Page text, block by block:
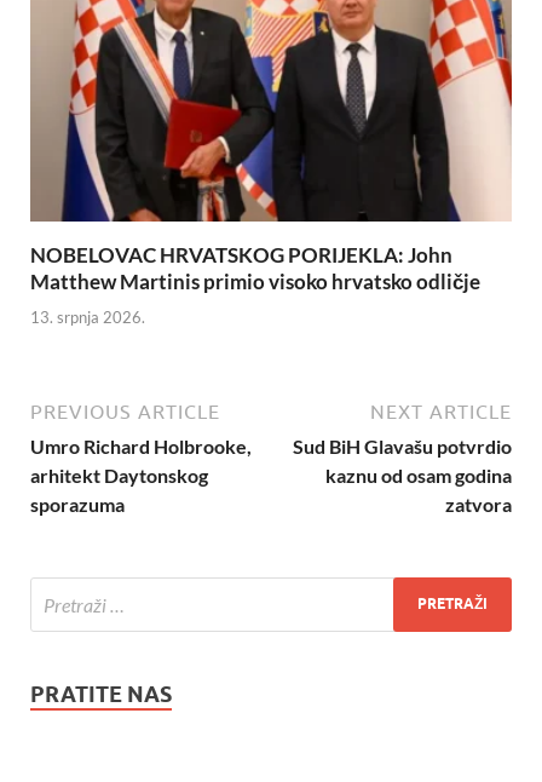
NOBELOVAC HRVATSKOG PORIJEKLA: John
Matthew Martinis primio visoko hrvatsko odličje
13. srpnja 2026.
PREVIOUS ARTICLE
Umro Richard Holbrooke,
arhitekt Daytonskog
sporazuma
NEXT ARTICLE
Sud BiH Glavašu potvrdio
kaznu od osam godina
zatvora
PRATITE NAS